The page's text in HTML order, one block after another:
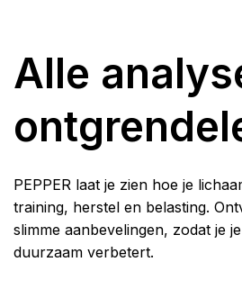
Alle
PEPPER laat je zien hoe je
training, herstel en belasting.
slimme aanbevelingen, zodat je
duurzaam verbetert.